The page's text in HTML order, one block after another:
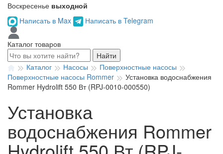
Воскресенье выходной
Написать в Max
Написать в Telegram
Каталог товаров
Найти
Каталог
Насосы
Поверхностные насосы
Поверхностные насосы Rommer
Установка водоснабжения
Rommer Hydrolift 550 Вт (RPJ-0010-000550)
Установка
водоснабжения Rommer